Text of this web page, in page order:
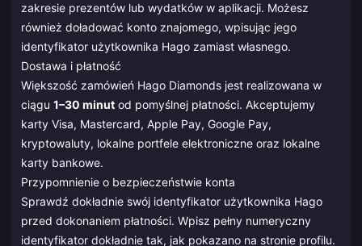
zakresie prezentów lub wydatków w aplikacji. Możesz
również doładować konto znajomego, wpisując jego
identyfikator użytkownika Hago zamiast własnego.
Dostawa i płatność
Większość zamówień Hago Diamonds jest realizowana w
ciągu 1–30 minut od pomyślnej płatności. Akceptujemy
karty Visa, Mastercard, Apple Pay, Google Pay,
kryptowaluty, lokalne portfele elektroniczne oraz lokalne
karty bankowe.
Przypomnienie o bezpieczeństwie konta
Sprawdź dokładnie swój identyfikator użytkownika Hago
przed dokonaniem płatności. Wpisz pełny numeryczny
identyfikator dokładnie tak, jak pokazano na stronie profilu.